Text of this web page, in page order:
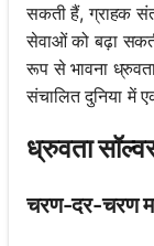
सकती हैं, ग्राहक
सेवाओं को बढ़ा
रूप से भावना
संचालित दुनिया में
ध्रुवता
चरण-दर-चरण